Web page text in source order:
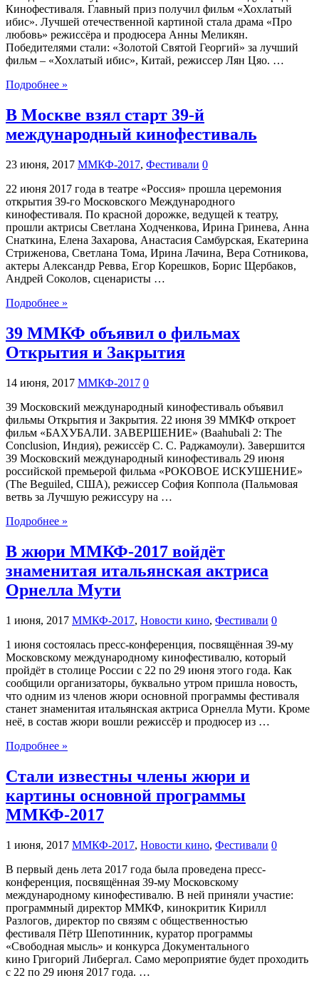
Кинофестиваля. Главный приз получил фильм «Хохлатый
ибис». Лучшей отечественной картиной стала драма «Про
любовь» режиссёра и продюсера Анны Меликян.
Победителями стали: «Золотой Святой Георгий» за лучший
фильм – «Хохлатый ибис», Китай, режиссер Лян Цяо. …
Подробнее »
В Москве взял старт 39-й
международный кинофестиваль
23 июня, 2017 ММКФ-2017, Фестивали 0
22 июня 2017 года в театре «Россия» прошла церемония
открытия 39-го Московского Международного
кинофестиваля. По красной дорожке, ведущей к театру,
прошли актрисы Светлана Ходченкова, Ирина Гринева, Анна
Снаткина, Елена Захарова, Анастасия Самбурская, Екатерина
Стриженова, Светлана Тома, Ирина Лачина, Вера Сотникова,
актеры Александр Ревва, Егор Корешков, Борис Щербаков,
Андрей Соколов, сценаристы …
Подробнее »
39 ММКФ объявил о фильмах
Открытия и Закрытия
14 июня, 2017 ММКФ-2017 0
39 Московский международный кинофестиваль объявил
фильмы Открытия и Закрытия. 22 июня 39 ММКФ откроет
фильм «БАХУБАЛИ. ЗАВЕРШЕНИЕ» (Baahubali 2: The
Conclusion, Индия), режиссёр С. С. Раджамоули). Завершится
39 Московский международный кинофестиваль 29 июня
российской премьерой фильма «РОКОВОЕ ИСКУШЕНИЕ»
(The Beguiled, США), режиссер София Коппола (Пальмовая
ветвь за Лучшую режиссуру на …
Подробнее »
В жюри ММКФ-2017 войдёт
знаменитая итальянская актриса
Орнелла Мути
1 июня, 2017 ММКФ-2017, Новости кино, Фестивали 0
1 июня состоялась пресс-конференция, посвящённая 39-му
Московскому международному кинофестивалю, который
пройдёт в столице России с 22 по 29 июня этого года. Как
сообщили организаторы, буквально утром пришла новость,
что одним из членов жюри основной программы фестиваля
станет знаменитая итальянская актриса Орнелла Мути. Кроме
неё, в состав жюри вошли режиссёр и продюсер из …
Подробнее »
Стали известны члены жюри и
картины основной программы
ММКФ-2017
1 июня, 2017 ММКФ-2017, Новости кино, Фестивали 0
В первый день лета 2017 года была проведена пресс-
конференция, посвящённая 39-му Московскому
международному кинофестивалю. В ней приняли участие:
программный директор ММКФ, кинокритик Кирилл
Разлогов, директор по связям с общественностью
фестиваля Пётр Шепотинник, куратор программы
«Свободная мысль» и конкурса Документального
кино Григорий Либергал. Само мероприятие будет проходить
с 22 по 29 июня 2017 года. …